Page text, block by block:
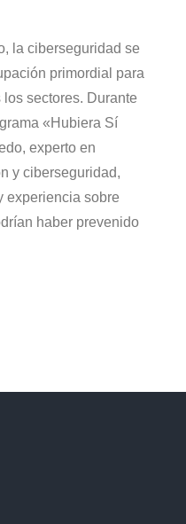
la ciberseguridad se
primordial para
sectores. Durante
«Hubiera Sí
experto en
y ciberseguridad,
experiencia sobre
haber prevenido